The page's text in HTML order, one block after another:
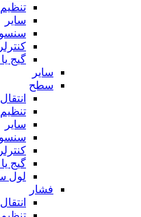
سایر
گیج
سایر
سطح
سایر
گیج
لول
فشار